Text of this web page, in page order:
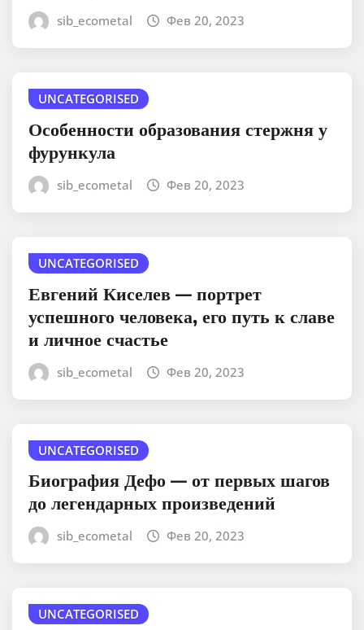
sib_ecometal Фев 20, 2023
UNCATEGORISED
Особенности образования стержня у
фурункула
sib_ecometal Фев 20, 2023
UNCATEGORISED
Евгений Киселев — портрет
успешного человека, его путь к славе
и личное счастье
sib_ecometal Фев 20, 2023
UNCATEGORISED
Биография Дефо — от первых шагов
до легендарных произведений
sib_ecometal Фев 20, 2023
UNCATEGORISED